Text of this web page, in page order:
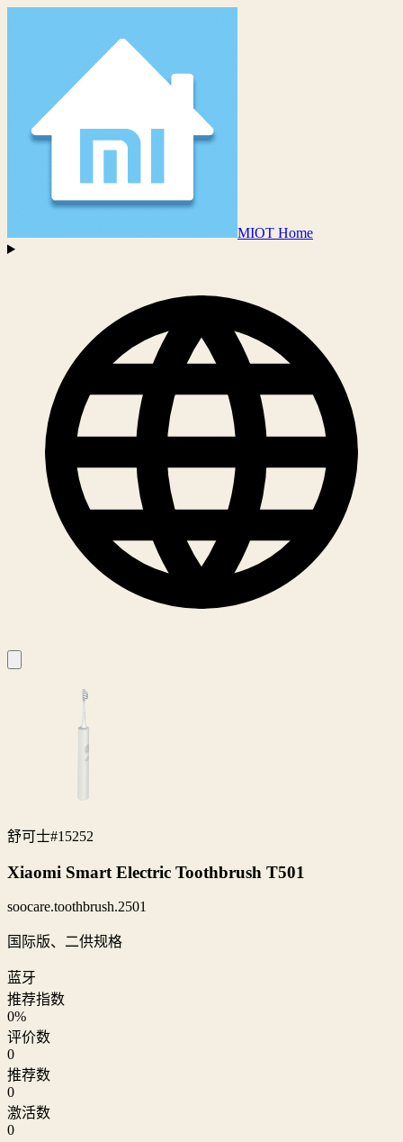
MIOT Home
舒可士#15252
Xiaomi Smart Electric Toothbrush T501
soocare.toothbrush.2501
国际版、二供规格
蓝牙
推荐指数
0%
评价数
0
推荐数
0
激活数
0